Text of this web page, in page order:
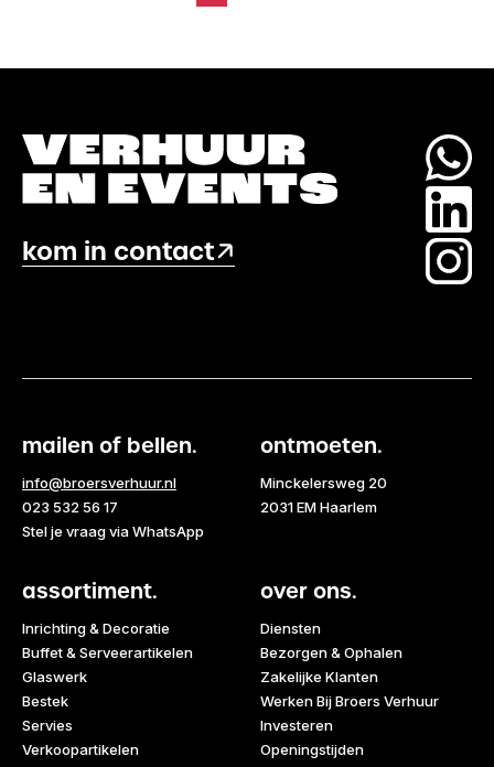
kom in contact
mailen of bellen.
info@broersverhuur.nl
023 532 56 17
Stel je vraag via WhatsApp
ontmoeten.
Minckelersweg 20
2031 EM Haarlem
assortiment.
Inrichting & Decoratie
Buffet & Serveerartikelen
Glaswerk
Bestek
Servies
Verkoopartikelen
over ons.
Diensten
Bezorgen & Ophalen
Zakelijke Klanten
Werken Bij Broers Verhuur
Investeren
Openingstijden